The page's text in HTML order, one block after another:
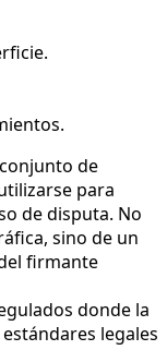
de
para
de disputa. No
sino de un
firmante
donde la
legales